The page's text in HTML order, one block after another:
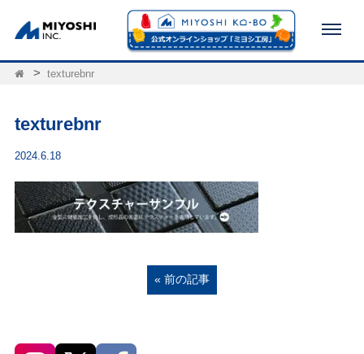
texturebnr
texturebnr
2024.6.18
« 前の記事